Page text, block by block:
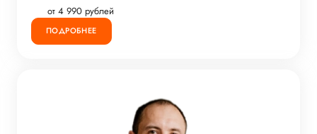
от 4 990 рублей
ПОДРОБНЕЕ